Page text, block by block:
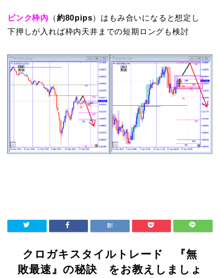
ピンク枠内 （約80pips）はもみ合いになると想定し
下押しが入れば枠内天井までの短期ロングも検討
クロガキスタイルトレード 『無
敗最速』の秘訣 をお教えしましょ